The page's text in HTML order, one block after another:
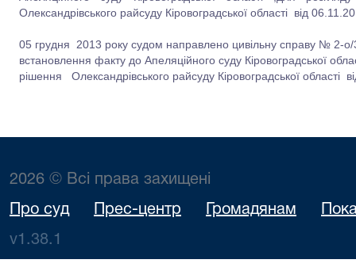
Олександрівського райсуду Кіровоградської області від
05 грудня 2013 року судом направлено цивільну справу № 2-
встановлення факту до Апеляційного суду Кіровоградської
рішення Олександрівського райсуду Кіровоградської області
2026 © Всі права захищені
Про суд Прес-центр Громадянам
v1.38.1